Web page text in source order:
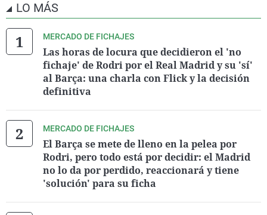
LO MÁS
MERCADO DE FICHAJES
Las horas de locura que decidieron el 'no
fichaje' de Rodri por el Real Madrid y su 'sí'
al Barça: una charla con Flick y la decisión
definitiva
MERCADO DE FICHAJES
El Barça se mete de lleno en la pelea por
Rodri, pero todo está por decidir: el Madrid
no lo da por perdido, reaccionará y tiene
'solución' para su ficha